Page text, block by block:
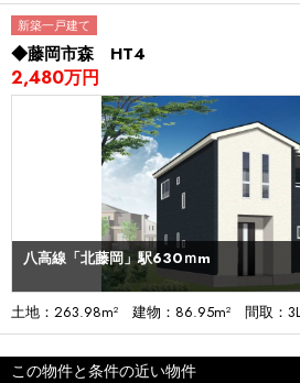
新築一戸建て
◆藤岡市森 HT4
2,480万円
八高線「北藤岡」駅630ｍm
土地：263.98m² 建物：86.95m² 間取：
この物件と条件の近い物件